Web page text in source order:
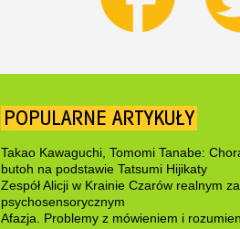
POPULARNE ARTYKUŁY
Takao Kawaguchi, Tomomi Tanabe:
butoh na podstawie Tatsumi Hijikaty
Zespół Alicji w Krainie Czarów realnym
psychosensorycznym
Afazja. Problemy z mówieniem i